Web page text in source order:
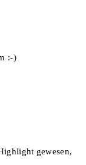
:-)
gewesen,